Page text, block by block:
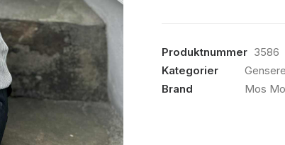
Produktnummer 3586
Kategorier
Brand
Mos